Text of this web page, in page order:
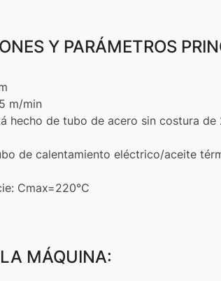
Y PARÁMETROS
m/min
hecho de tubo de acero sin costura
de calentamiento eléctrico/aceite
Cmax=220℃
MÁQUINA: